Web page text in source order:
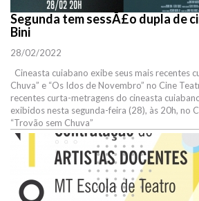
Segunda tem sessÃ£o dupla de
Bini
28/02/2022
Cineasta cuiabano exibe seus mais recentes
Chuva” e “Os Idos de Novembro” no Cine
recentes curta-metragens do cineasta
exibidos nesta segunda-feira (28), às 20h, no
“Trovão sem Chuva”